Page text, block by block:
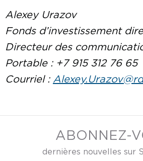
Alexey Urazov
Fonds d’investissement
Directeur des
Portable : +7 915 312 76 65
Courriel :
ABONNEZ-
dernières nouvelles sur